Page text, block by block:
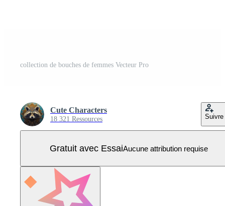
collection de bouches de femmes Vecteur Pro
Cute Characters
18 321 Ressources Suivre
Gratuit avec EssaiAucune attribution requise